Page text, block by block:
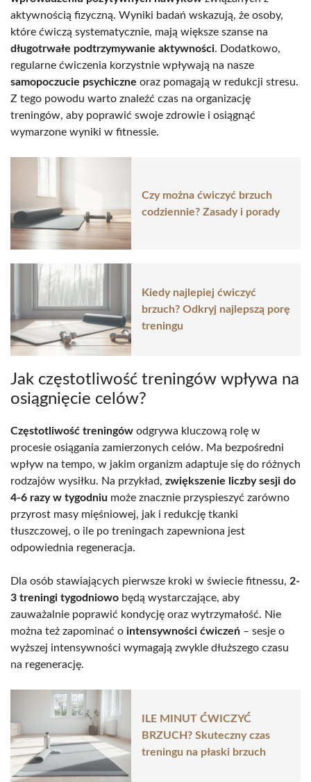
aktywnością fizyczną. Wyniki badań wskazują, że osoby,
które ćwiczą systematycznie, mają większe szanse na
długotrwałe podtrzymywanie aktywności. Dodatkowo,
regularne ćwiczenia korzystnie wpływają na nasze
samopoczucie psychiczne oraz pomagają w redukcji stresu.
Z tego powodu warto znaleźć czas na organizację
treningów, aby poprawić swoje zdrowie i osiągnąć
wymarzone wyniki w fitnessie.
Czy można ćwiczyć brzuch
codziennie? Zasady i porady
Kiedy najlepiej ćwiczyć
brzuch? Odkryj najlepszą porę
treningu
Jak częstotliwość treningów wpływa na
osiągnięcie celów?
Częstotliwość treningów odgrywa kluczową rolę w
procesie osiągania zamierzonych celów. Ma bezpośredni
wpływ na tempo, w jakim organizm adaptuje się do różnych
rodzajów wysiłku. Na przykład, zwiększenie liczby sesji do
4-6 razy w tygodniu może znacznie przyspieszyć zarówno
przyrost masy mięśniowej, jak i redukcję tkanki
tłuszczowej, o ile po treningach zapewniona jest
odpowiednia regeneracja.
Dla osób stawiających pierwsze kroki w świecie fitnessu, 2-
3 treningi tygodniowo będą wystarczające, aby
zauważalnie poprawić kondycję oraz wytrzymałość. Nie
można też zapominać o intensywności ćwiczeń – sesje o
wyższej intensywności wymagają zwykle dłuższego czasu
na regenerację.
ILE MINUT ĆWICZYĆ
BRZUCH? Skuteczny czas
treningu na płaski brzuch